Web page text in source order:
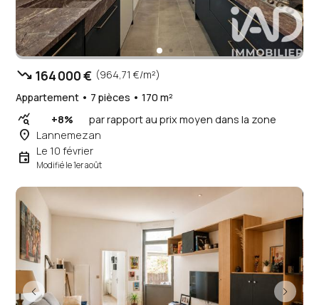
trending_down 164 000 € (964,71 €/m²)
Appartement • 7 pièces • 170 m²
query_stats +8% par rapport au prix moyen dans la zone
place Lannemezan
event Le 10 février
Modifié le 1er août